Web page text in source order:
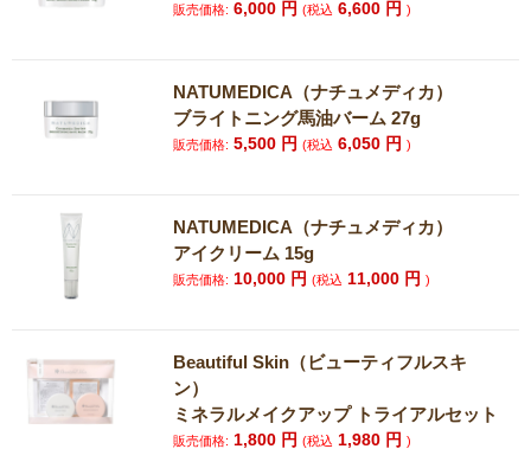
販売価格: 6,000 円(税込 6,600 円)
NATUMEDICA（ナチュメディカ）
ブライトニング馬油バーム 27g
販売価格: 5,500 円(税込 6,050 円)
NATUMEDICA（ナチュメディカ）
アイクリーム 15g
販売価格: 10,000 円(税込 11,000 円)
Beautiful Skin（ビューティフルスキ
ン）
ミネラルメイクアップ トライアルセット
販売価格: 1,800 円(税込 1,980 円)